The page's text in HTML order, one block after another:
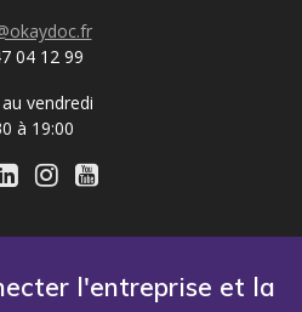
04 12 99
vendredi
à 19:00
l'entreprise et la